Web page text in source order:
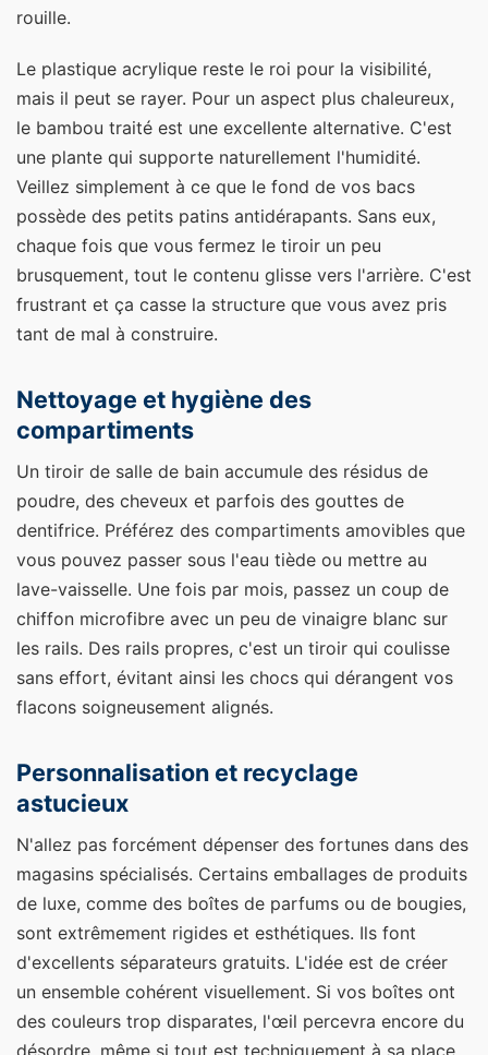
rouille.
Le plastique acrylique reste le roi pour la visibilité,
mais il peut se rayer. Pour un aspect plus chaleureux,
le bambou traité est une excellente alternative. C'est
une plante qui supporte naturellement l'humidité.
Veillez simplement à ce que le fond de vos bacs
possède des petits patins antidérapants. Sans eux,
chaque fois que vous fermez le tiroir un peu
brusquement, tout le contenu glisse vers l'arrière. C'est
frustrant et ça casse la structure que vous avez pris
tant de mal à construire.
Nettoyage et hygiène des
compartiments
Un tiroir de salle de bain accumule des résidus de
poudre, des cheveux et parfois des gouttes de
dentifrice. Préférez des compartiments amovibles que
vous pouvez passer sous l'eau tiède ou mettre au
lave-vaisselle. Une fois par mois, passez un coup de
chiffon microfibre avec un peu de vinaigre blanc sur
les rails. Des rails propres, c'est un tiroir qui coulisse
sans effort, évitant ainsi les chocs qui dérangent vos
flacons soigneusement alignés.
Personnalisation et recyclage
astucieux
N'allez pas forcément dépenser des fortunes dans des
magasins spécialisés. Certains emballages de produits
de luxe, comme des boîtes de parfums ou de bougies,
sont extrêmement rigides et esthétiques. Ils font
d'excellents séparateurs gratuits. L'idée est de créer
un ensemble cohérent visuellement. Si vos boîtes ont
des couleurs trop disparates, l'œil percevra encore du